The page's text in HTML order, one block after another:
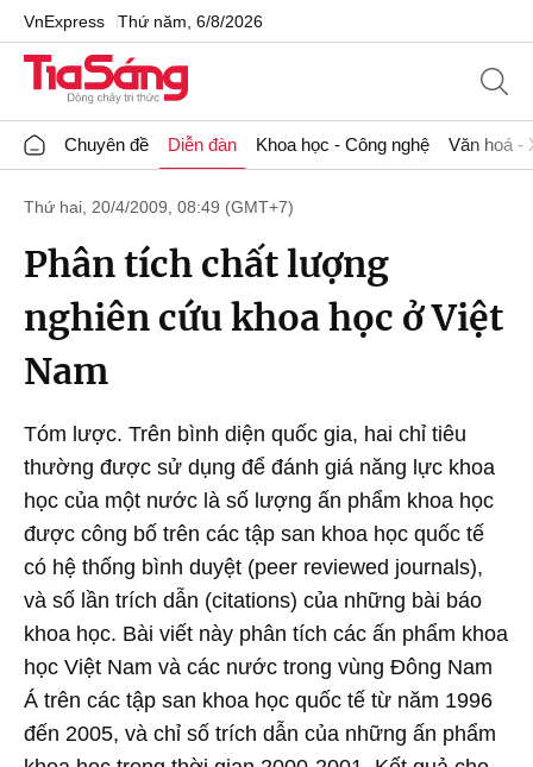
VnExpress Thứ năm, 6/8/2026
Chuyên đề Diễn đàn Khoa học - Công nghệ Văn hoá -
Thứ hai, 20/4/2009, 08:49 (GMT+7)
Phân tích chất lượng
nghiên cứu khoa học ở Việt
Nam
Tóm lược. Trên bình diện quốc gia, hai chỉ tiêu
thường được sử dụng để đánh giá năng lực khoa
học của một nước là số lượng ấn phẩm khoa học
được công bố trên các tập san khoa học quốc tế
có hệ thống bình duyệt (peer reviewed journals),
và số lần trích dẫn (citations) của những bài báo
khoa học. Bài viết này phân tích các ấn phẩm khoa
học Việt Nam và các nước trong vùng Đông Nam
Á trên các tập san khoa học quốc tế từ năm 1996
đến 2005, và chỉ số trích dẫn của những ấn phẩm